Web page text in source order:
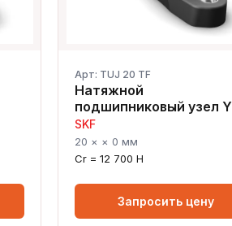
Арт: TUJ 20 TF
Натяжной
подшипниковый узел Y
SKF
20 × × 0 мм
Cr = 12 700 Н
Запросить цену